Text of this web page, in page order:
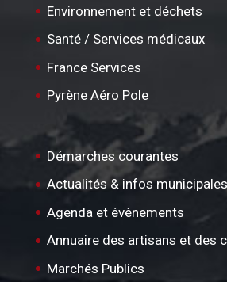
Environnement et déchets
Santé / Services médicaux
France Services
Pyrène Aéro Pole
Démarches courantes
Actualités & infos municipales
Agenda et évènements
Annuaire des artisans et des
Marchés Publics